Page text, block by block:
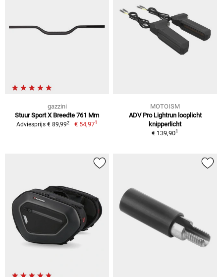
gazzini
Stuur Sport X Breedte 761 Mm
Adviesprijs € 89,992 € 54,971
MOTOISM
ADV Pro Lightrun looplicht
knipperlicht
€ 139,901